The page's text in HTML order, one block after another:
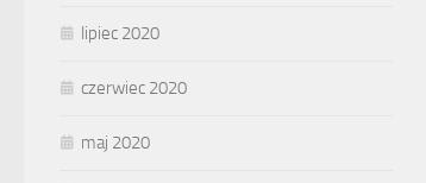
lipiec 2020
czerwiec 2020
maj 2020